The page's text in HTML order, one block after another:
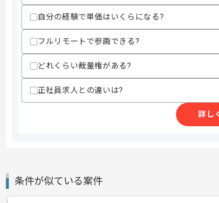
スキルに不安がある方へ
精算・お支払い
精算条件
自分の経験で単価はいくらになる?
フルリモートで参画できる?
どれくらい裁量権がある?
正社員求人との違いは?
詳し
条件が似ている案件